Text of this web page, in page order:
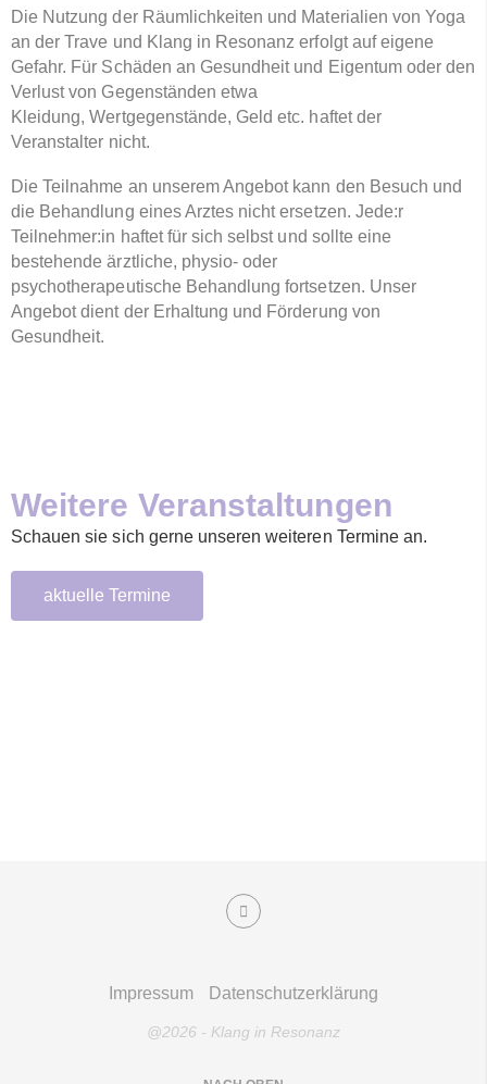
Die Nutzung der Räumlichkeiten und Materialien von Yoga
an der Trave und Klang in Resonanz erfolgt auf eigene
Gefahr. Für Schäden an Gesundheit und Eigentum oder den
Verlust von Gegenständen etwa
Kleidung, Wertgegenstände, Geld etc. haftet der
Veranstalter nicht.
Die Teilnahme an unserem Angebot kann den Besuch und
die Behandlung eines Arztes nicht ersetzen. Jede:r
Teilnehmer:in haftet für sich selbst und sollte eine
bestehende ärztliche, physio- oder
psychotherapeutische Behandlung fortsetzen. Unser
Angebot dient der Erhaltung und Förderung von
Gesundheit.
Weitere Veranstaltungen
Schauen sie sich gerne unseren weiteren Termine an.
aktuelle Termine
Impressum Datenschutzerklärung
@2026 - Klang in Resonanz